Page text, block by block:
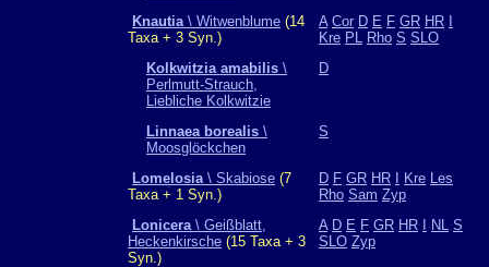
Knautia\ Witwenblume (14
Taxa + 3 Syn.)
A Cor D E F GR HR
Kre PL Rho S SLO
Kolkwitzia amabilis \
Perlmutt-Strauch,
Liebliche Kolkwitzie
D
Linnaea borealis \
Moosglöckchen
S
Lomelosia\ Skabiose (7
Taxa + 1 Syn.)
D F GR HR Kre Les
Rho Sam Zyp
Lonicera\ Geißblatt,
Heckenkirsche (15 Taxa + 3
Syn.)
A D E F GR HR NL S
SLO Zyp